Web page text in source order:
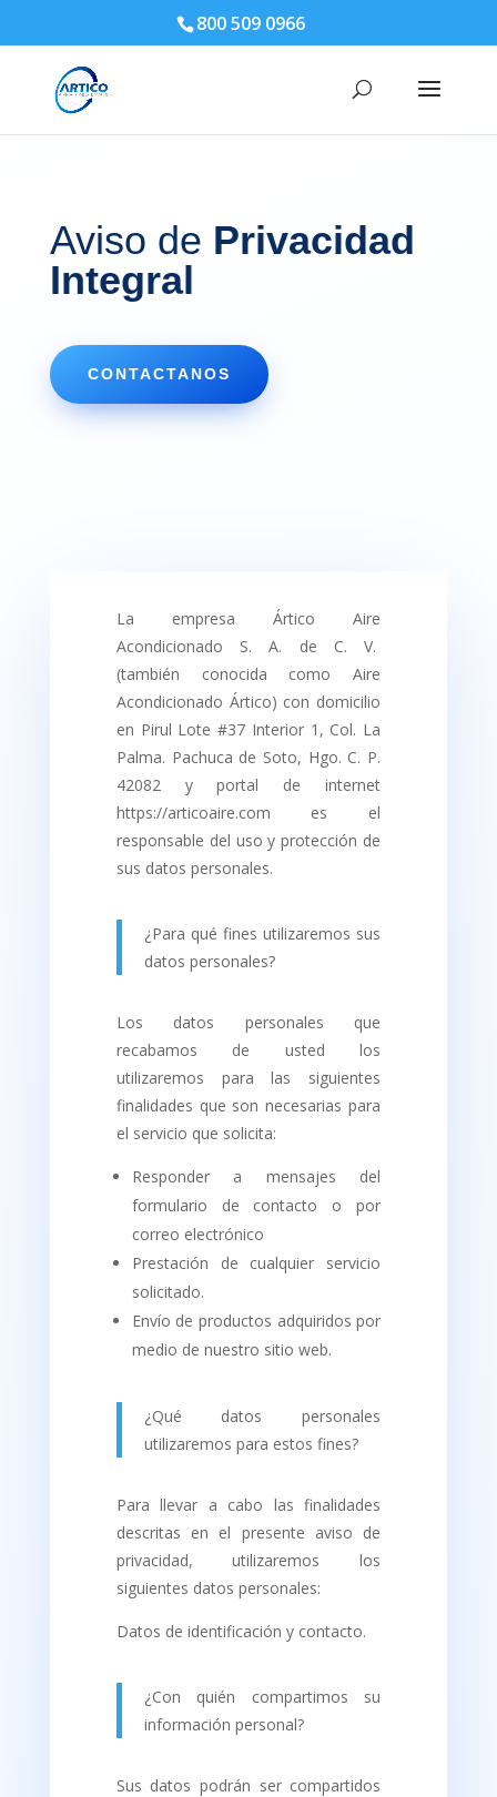
800 509 0966
Aviso de Privacidad
Integral
CONTACTANOS
La empresa Ártico Aire
Acondicionado S. A. de C. V.
(también conocida como Aire
Acondicionado Ártico) con domicilio
en Pirul Lote #37 Interior 1, Col. La
Palma. Pachuca de Soto, Hgo. C. P.
42082 y portal de internet
https://articoaire.com es el
responsable del uso y protección de
sus datos personales.
¿Para qué fines utilizaremos sus
datos personales?
Los datos personales que
recabamos de usted los
utilizaremos para las siguientes
finalidades que son necesarias para
el servicio que solicita:
Responder a mensajes del
formulario de contacto o por
correo electrónico
Prestación de cualquier servicio
solicitado.
Envío de productos adquiridos por
medio de nuestro sitio web.
¿Qué datos personales
utilizaremos para estos fines?
Para llevar a cabo las finalidades
descritas en el presente aviso de
privacidad, utilizaremos los
siguientes datos personales:
Datos de identificación y contacto.
¿Con quién compartimos su
información personal?
Sus datos podrán ser compartidos